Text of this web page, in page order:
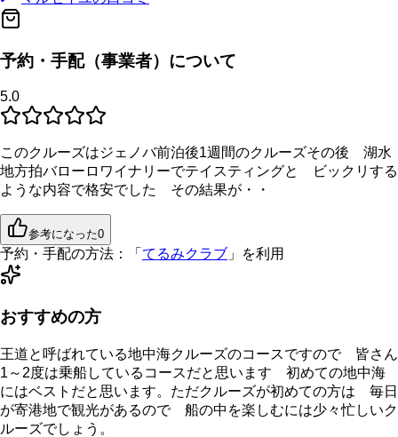
予約・手配（事業者）について
5.0
このクルーズはジェノバ前泊後1週間のクルーズその後 湖水
地方拍バローロワイナリーでテイスティングと ビックリする
ような内容で格安でした その結果が・・
参考になった0
予約・手配の方法： 「 てるみクラブ 」を利用
おすすめの方
王道と呼ばれている地中海クルーズのコースですので 皆さん
1～2度は乗船しているコースだと思います 初めての地中海
にはベストだと思います。ただクルーズが初めての方は 毎日
が寄港地で観光があるので 船の中を楽しむには少々忙しいク
ルーズでしょう。